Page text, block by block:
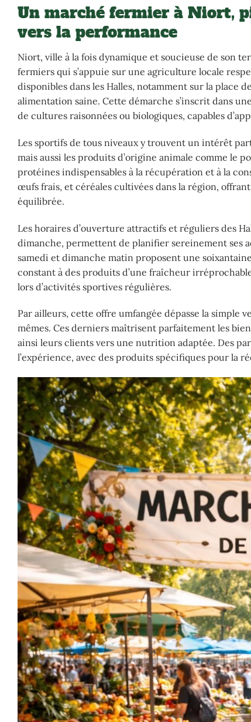
Un marché fermier à Niort,
vers la performance
Niort, ville à la fois dynamique et soucieuse de son
fermiers qui s’appuie sur une agriculture locale
disponibles dans les Halles, notamment sur la place
alimentation saine. Cette démarche s’inscrit dans
de cultures raisonnées ou biologiques, capables
Les sportifs de tous niveaux y trouvent un intérêt
mais aussi les produits d’origine animale comme le
protéines indispensables à la récupération et à la
œufs frais, et céréales cultivées dans la région,
équilibrée.
Les horaires d’ouverture attractifs et réguliers des
dimanche, permettent de planifier sereinement ses
samedi et dimanche matin proposent une
constant à des produits d’une fraîcheur
lors d’activités sportives régulières.
Par ailleurs, cette offre umfangée dépasse la simple
mêmes. Ces derniers maîtrisent parfaitement les
ainsi leurs clients vers une nutrition adaptée. Des
l’expérience, avec des produits spécifiques pour la